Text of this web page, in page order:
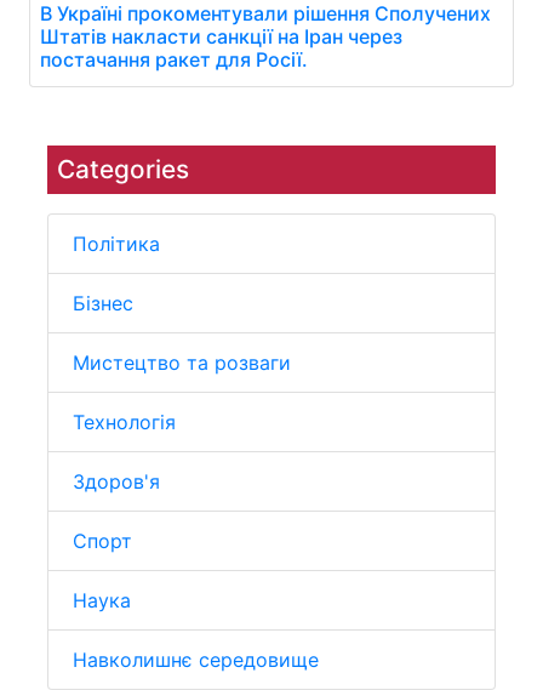
Categories
Політика
Бізнес
Мистецтво та розваги
Технологія
Здоров'я
Спорт
Наука
Навколишнє середовище
В Україні прокоментували рішення Сполучених
Штатів накласти санкції на Іран через
постачання ракет для Росії.